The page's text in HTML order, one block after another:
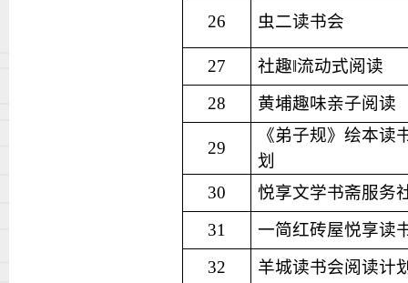
26 虫二读书会
27 社趣‖流动式阅读
28
黄埔趣味亲子阅读
29
《弟子规》绘本读
划
30
悦享文学书斋服务
31
一简红砖屋悦享读
32
羊城读书会阅读计